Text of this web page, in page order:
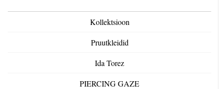
Kollektsioon
Pruutkleidid
Ida Torez
PIERCING GAZE